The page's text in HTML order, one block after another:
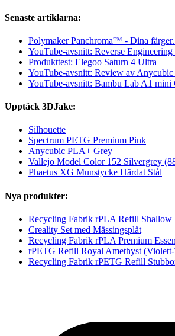
Senaste artiklarna:
Polymaker Panchroma™ - Dina
YouTube-avsnitt: Reverse
Produkttest: Elegoo Saturn 4 Ultra
YouTube-avsnitt: Review av
YouTube-avsnitt: Bambu Lab A1
Upptäck 3DJake:
Silhouette
Spectrum PETG Premium Pink
Anycubic PLA+ Grey
Vallejo Model Color 152 Silvergrey
Phaetus XG Munstycke Härdat Stål
Nya produkter:
Recycling Fabrik rPLA Refill Shallow
Creality Set med Mässingsplåt
Recycling Fabrik rPLA Premium
rPETG Refill Royal Amethyst (Violett-
Recycling Fabrik rPETG Refill